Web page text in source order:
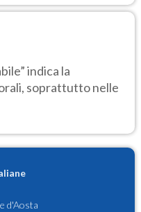
indica la
soprattutto nelle
d'Aosta